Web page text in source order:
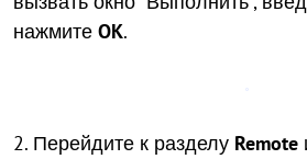
нажмите OK.
2. Перейдите к разделу Remote